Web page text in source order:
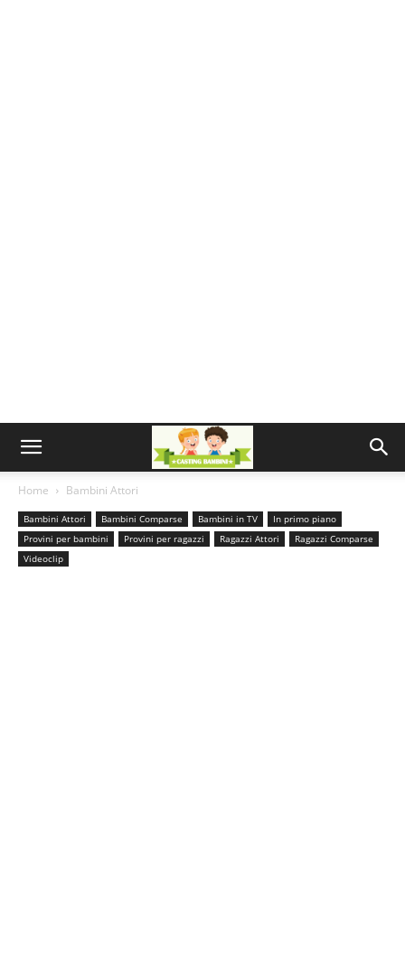
Home Bambini Attori
Bambini Attori Bambini Comparse Bambini in TV
In primo piano
Provini per bambini
Provini per ragazzi Ragazzi Attori
Ragazzi Comparse
Videoclip